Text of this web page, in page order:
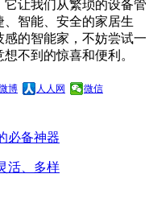
让我们从繁琐的设备管
智能、安全的家居生
的智能家，不妨尝试一
不到的惊喜和便利。
博 人人网 微信
必备神器
活、多样